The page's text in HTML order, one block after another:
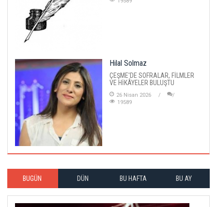
Hilal Solmaz
ÇEŞME'DE SOFRALAR, FİLMLER
VE HİKÂYELER BULUŞTU
26 Nisan 2026
19589
BUGÜN DÜN BU HAFTA BU AY